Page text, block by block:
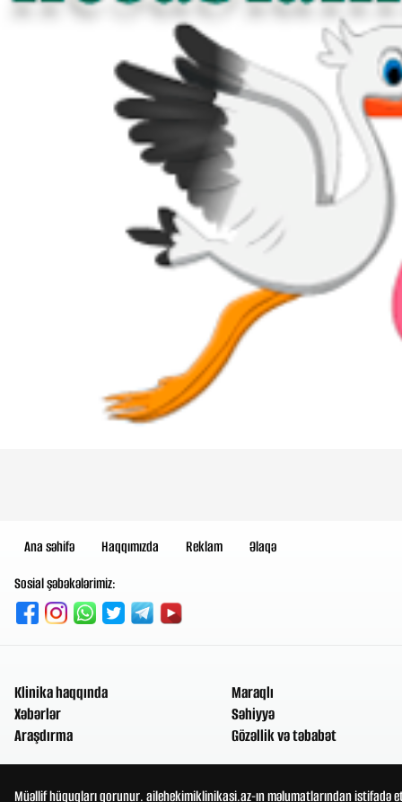
Ana səhifə Haqqımızda Reklam
Əlaqə
Sosial şəbəkələrimiz:
Klinika haqqında
Xəbərlər
Araşdırma
Maraqlı
Səhiyyə
Gözəllik və təbabət
Müəllif hüquqları qorunur. ailehekimiklinikasi.az-ın məlumatlarından